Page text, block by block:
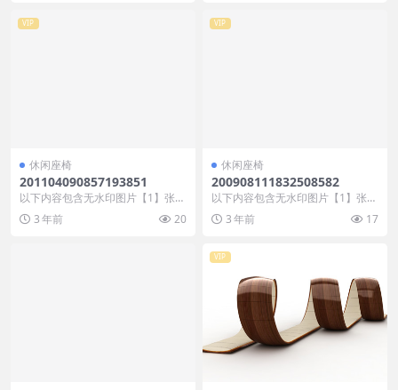
VIP
休闲座椅
201104090857193851
以下内容包含无水印图片【1】张
，开通会员无障碍浏览 开通VIP会
员 3 年前 20
VIP
休闲座椅
200908111832508582
以下内容包含无水印图片【1】张
，开通会员无障碍浏览 开通VIP会
员 3 年前 17
VIP